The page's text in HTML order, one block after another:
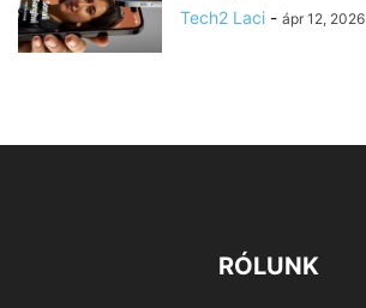
Tech2 Laci - ápr 12, 2026
RÓLUNK